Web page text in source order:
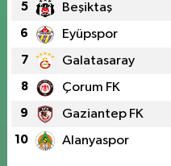
5 Beşiktaş
6 Eyüpspor
7 Galatasaray
8 Çorum FK
9 Gaziantep FK
10 Alanyaspor